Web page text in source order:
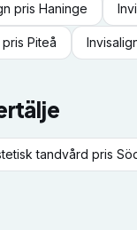
pris Haninge
pris Piteå
tandvård pris